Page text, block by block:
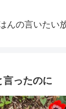
んの言いたい
言ったのに